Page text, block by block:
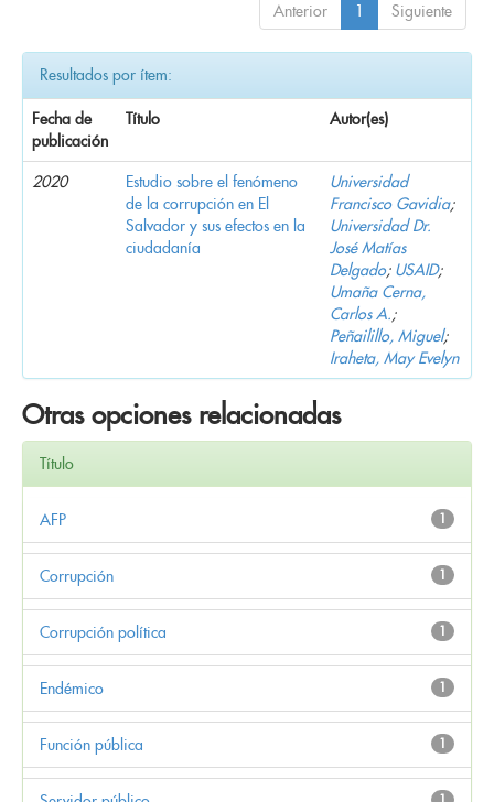
Anterior 1 Siguiente
Resultados por ítem:
Fecha de
publicación
Título Autor(es)
2020
Estudio sobre el fenómeno
de la corrupción en El
Salvador y sus efectos en la
ciudadanía
Universidad
Francisco Gavidia;
Universidad Dr.
José Matías
Delgado; USAID;
Umaña Cerna,
Carlos A.;
Peñailillo, Miguel;
Iraheta, May Evelyn
Otras opciones relacionadas
Título
1
AFP
1
Corrupción
1
Corrupción política
1
Endémico
1
Función pública